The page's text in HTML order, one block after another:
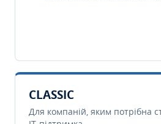
CLASSIC
Для компаній, яким потрібна